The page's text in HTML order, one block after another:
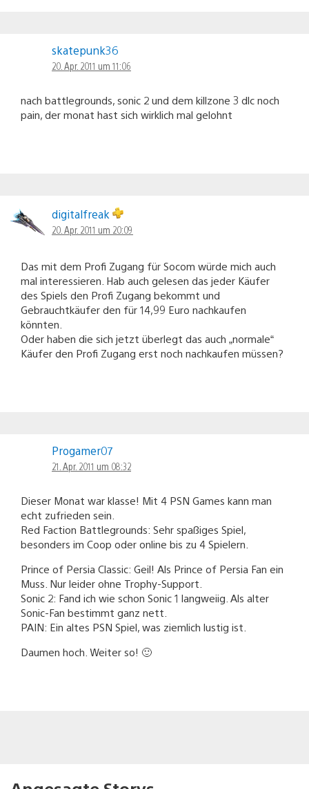
skatepunk36
20. Apr. 2011 um 11:06
nach battlegrounds, sonic 2 und dem killzone 3 dlc noch
pain, der monat hast sich wirklich mal gelohnt
digitalfreak
20. Apr. 2011 um 20:09
Das mit dem Profi Zugang für Socom würde mich auch
mal interessieren. Hab auch gelesen das jeder Käufer
des Spiels den Profi Zugang bekommt und
Gebrauchtkäufer den für 14,99 Euro nachkaufen
könnten.
Oder haben die sich jetzt überlegt das auch „normale“
Käufer den Profi Zugang erst noch nachkaufen müssen?
Progamer07
21. Apr. 2011 um 08:32
Dieser Monat war klasse! Mit 4 PSN Games kann man
echt zufrieden sein.
Red Faction Battlegrounds: Sehr spaßiges Spiel,
besonders im Coop oder online bis zu 4 Spielern.
Prince of Persia Classic: Geil! Als Prince of Persia Fan ein
Muss. Nur leider ohne Trophy-Support.
Sonic 2: Fand ich wie schon Sonic 1 langweiig. Als alter
Sonic-Fan bestimmt ganz nett.
PAIN: Ein altes PSN Spiel, was ziemlich lustig ist.
Daumen hoch. Weiter so! 🙂